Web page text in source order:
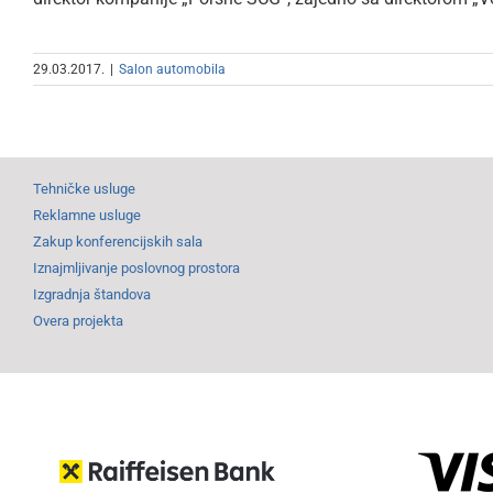
29.03.2017. Salon automobila
Tehničke usluge
Reklamne usluge
Zakup konferencijskih sala
Iznajmljivanje poslovnog prostora
Izgradnja štandova
Overa projekta